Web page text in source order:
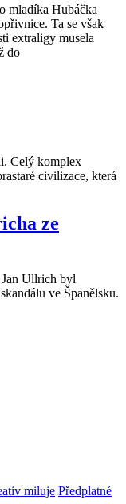
mladíka Hubáčka
Ta se však
extraligy musela
do
Celý komplex
civilizace, která
ze
Ullrich byl
ve Španělsku.
miluje Předplatné